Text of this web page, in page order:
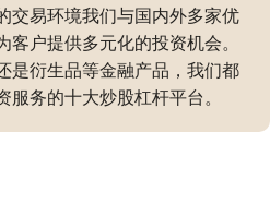
交易环境我们与国内外多家优
户提供多元化的投资机会。
是衍生品等金融产品，我们都
务的十大炒股杠杆平台。